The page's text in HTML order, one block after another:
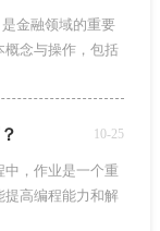
金融领域的重要
概念与操作，包括
10-25
，作业是一个重
高编程能力和解